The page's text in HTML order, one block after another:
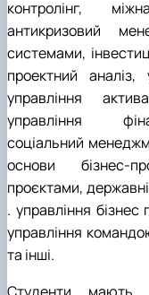
контролінг,
антикризовий
системами,
проектний
управління
управління
соціальний
основи бізнес-
проєктами,
. управління
управління
та інші.